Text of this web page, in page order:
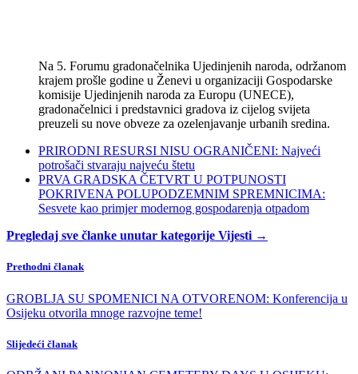
Na 5. Forumu gradonačelnika Ujedinjenih naroda, održanom
krajem prošle godine u Ženevi u organizaciji Gospodarske
komisije Ujedinjenih naroda za Europu (UNECE),
gradonačelnici i predstavnici gradova iz cijelog svijeta
preuzeli su nove obveze za ozelenjavanje urbanih sredina.
PRIRODNI RESURSI NISU OGRANIČENI: Najveći
potrošači stvaraju najveću štetu
PRVA GRADSKA ČETVRT U POTPUNOSTI
POKRIVENA POLUPODZEMNIM SPREMNICIMA:
Sesvete kao primjer modernog gospodarenja otpadom
Pregledaj sve članke unutar kategorije Vijesti →
Prethodni članak
GROBLJA SU SPOMENICI NA OTVORENOM: Konferencija u
Osijeku otvorila mnoge razvojne teme!
Slijedeći članak